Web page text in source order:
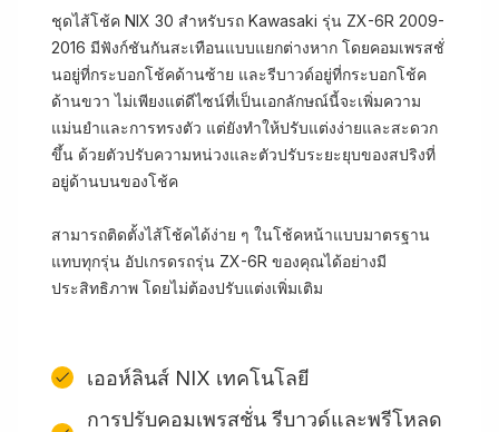
ชุดไส้โช้ค NIX 30 สำหรับรถ Kawasaki รุ่น ZX-6R 2009-
2016 มีฟังก์ชันกันสะเทือนแบบแยกต่างหาก โดยคอมเพรสชั่
นอยู่ที่กระบอกโช้คด้านซ้าย และรีบาวด์อยู่ที่กระบอกโช้ค
ด้านขวา ไม่เพียงแต่ดีไซน์ที่เป็นเอกลักษณ์นี้จะเพิ่มความ
แม่นยำและการทรงตัว แต่ยังทำให้ปรับแต่งง่ายและสะดวก
ขึ้น ด้วยตัวปรับความหน่วงและตัวปรับระยะยุบของสปริงที่
อยู่ด้านบนของโช้ค
สามารถติดตั้งไส้โช้คได้ง่าย ๆ ในโช้คหน้าแบบมาตรฐาน
แทบทุกรุ่น อัปเกรดรถรุ่น ZX-6R ของคุณได้อย่างมี
ประสิทธิภาพ โดยไม่ต้องปรับแต่งเพิ่มเติม
เออห์ลินส์ NIX เทคโนโลยี
การปรับคอมเพรสชั่น รีบาวด์และพรีโหลด